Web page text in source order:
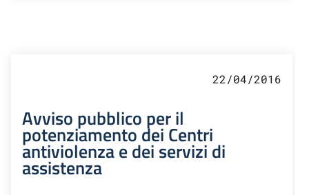
22/04/2016
Avviso pubblico per il
potenziamento dei Centri
antiviolenza e dei servizi di
assistenza